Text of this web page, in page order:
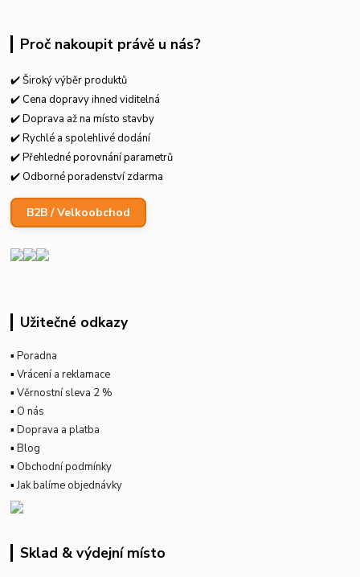
Proč nakoupit právě u nás?
✔️ Široký výběr produktů
✔️ Cena dopravy ihned viditelná
✔️ Doprava až na místo stavby
✔️ Rychlé a spolehlivé dodání
✔️ Přehledné porovnání parametrů
✔️ Odborné poradenství zdarma
B2B / Velkoobchod
Užitečné odkazy
▪Poradna
▪Vrácení a reklamace
▪Věrnostní sleva 2 %
▪ O nás
▪Doprava a platba
▪Blog
▪ Obchodní podmínky
▪Jak balíme objednávky
Sklad & výdejní místo